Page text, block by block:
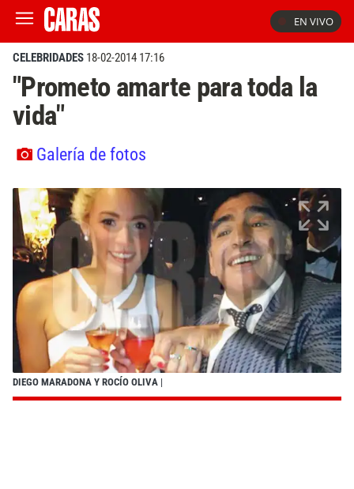
EN VIVO
CELEBRIDADES 18-02-2014 17:16
"Prometo amarte para toda la
vida"
Galería de fotos
DIEGO MARADONA Y ROCÍO OLIVA |